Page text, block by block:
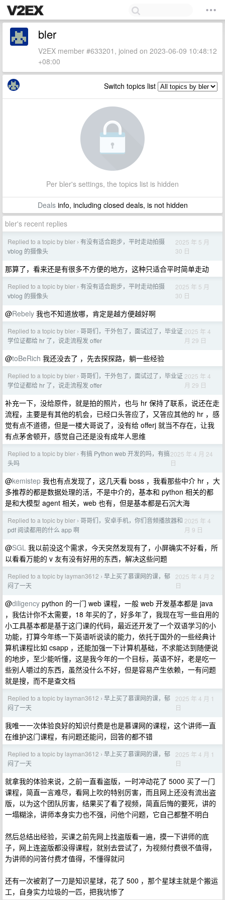
bler
V2EX member #633201, joined on 2023-06-09 10:48:12
+08:00
Switch topics list
Per bler's settings, the topics list is hidden
Dealsinfo, including closed deals, is not hidden
bler's recent replies
Replied to a topic by bler › 有没有适合跑步，平时走动拍摄
vblog 的摄像头
2025 年 5 月
30 日
那算了，看来还是有很多不方便的地方，这种只适合平时简单走动
Replied to a topic by bler › 有没有适合跑步，平时走动拍摄
vblog 的摄像头
2025 年 5 月
30 日
@Rebely 我也不知道放哪，肯定是越方便越好啊
Replied to a topic by bler › 哥哥们，干外包了，面试过了，毕业证
学位证都给 hr 了，说走流程发 offer
2025 年 4
月 29 日
@toBeRich 我还没去了 ，先去探探路，躺一些经验
Replied to a topic by bler › 哥哥们，干外包了，面试过了，毕业证
学位证都给 hr 了，说走流程发 offer
2025 年 4
月 29 日
补充一下，没给原件，就是拍的照片，也与 hr 保持了联系，说还在走
流程，主要是有其他的机会，已经口头答应了，又答应其他的 hr ，感
觉有点不道德，但是一楼大哥说了，没有给 offerj 就当不存在，让我
有点茅舍顿开，感觉自己还是没有成年人思维
Replied to a topic by bler › 有搞 Python web 开发的吗，有搞
头吗
2025 年 4 月 24
日
@kemistep 我也有点发现了，这几天看 boss ，我看那些中介 hr ，大
多推荐的都是数据处理的活，不是中介的，基本和 python 相关的都
是和大模型 agent 相关，web 也有，但是基本都是石沉大海
Replied to a topic by bler › 哥哥们，安卓手机，你们音频播放器和
pdf 阅读都用的什么 app 啊
2025 年 4
月 9 日
@SGL 我以前没这个需求，今天突然发现有了，小屏确实不好看，所
以看看万能的 v 友有没有好用的东西，解决这些问题
Replied to a topic by layman3612 › 早上买了慕课网的课，郁
闷了一天
2025 年 4 月 2
日
@diligency python 的一门 web 课程，一般 web 开发基本都是 java
，我估计你不太需要，18 年买的了，好多年了，我现在写一些自用的
小工具基本都是基于这门课的代码，最近还开发了一个双语学习的小
功能，打算今年练一下英语听说读的能力，依托于国外的一些经典计
算机课程比如 csapp ，还能加强一下计算机基础，不求能达到随便说
的地步，至少能听懂，这是我今年的一个目标，英语不好，老是吃一
些别人嚼过的东西，虽然没什么不好，但是容易产生依赖，一有问题
就是搜，而不是查文档
Replied to a topic by layman3612 › 早上买了慕课网的课，郁
闷了一天
2025 年 4 月 1
日
我唯一一次体验良好的知识付费是也是慕课网的课程，这个讲师一直
在维护这门课程，有问题还能问，回答的都不错
Replied to a topic by layman3612 › 早上买了慕课网的课，郁
闷了一天
2025 年 4 月 1
日
就拿我的体验来说，之前一直看盗版，一时冲动花了 5000 买了一门
课程，简直一言难尽，看网上吹的特别厉害，而且网上还没有流出盗
版，以为这个团队厉害，结果买了看了视频，简直后悔的要死，讲的
一塌糊涂，讲师本身实力也不强，问他个问题，它自己都整不明白
然后总结出经验，买课之前先网上找盗版看一遍，摸一下讲师的底
子，网上连盗版都没得课程，就别去尝试了，为视频付费很不值得，
为讲师的问答付费才值得，不懂得就问
还有一次被割了一刀是知识星球，花了 500 ，那个星球主就是个搬运
工，自身实力垃圾的一匹，把我坑惨了